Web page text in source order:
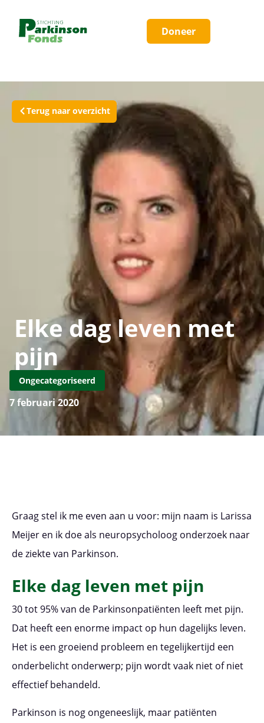
Doneer
Terug naar overzicht
Elke dag leven met
pijn
Ongecategoriseerd
7 februari 2020
Graag stel ik me even aan u voor: mijn naam is Larissa
Meijer en ik doe als neuropsycholoog onderzoek naar
de ziekte van Parkinson.
Elke dag leven met pijn
30 tot 95% van de Parkinsonpatiënten leeft met pijn.
Dat heeft een enorme impact op hun dagelijks leven.
Het is een groeiend probleem en tegelijkertijd een
onderbelicht onderwerp; pijn wordt vaak niet of niet
effectief behandeld.
Parkinson is nog ongeneeslijk, maar patiënten